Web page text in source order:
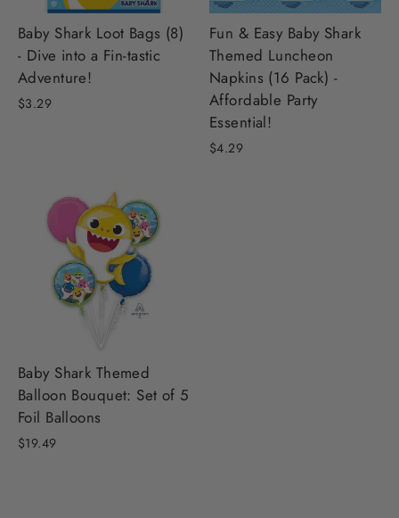
Baby Shark Loot Bags (8)
- Dive into a Fin-tastic
Adventure!
$3.29
Fun & Easy Baby Shark
Themed Luncheon
Napkins (16 Pack) -
Affordable Party
Essential!
$4.29
Baby Shark Themed
Balloon Bouquet: Set of 5
Foil Balloons
$19.49